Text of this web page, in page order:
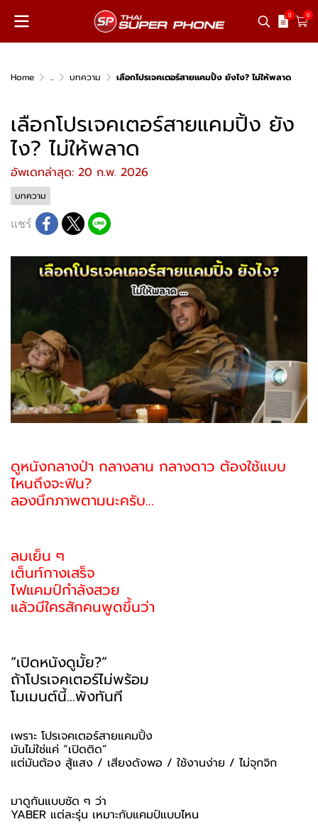
0 0
Home ... บทความ เลือกโปรเจคเตอร์สายแคมปิ้ง ยังไง? ไม่ให้พลาด
เลือกโปรเจคเตอร์สายแคมปิ้ง ยัง
ไง? ไม่ให้พลาด
อัพเดทล่าสุด: 20 ก.พ. 2026
บทความ
แชร์
ดูหนังกลางป่า กลางลาน กลางดาว ต้องใช้แบบ
ไหนถึงจะฟิน?
ลองนึกภาพตามนะครับ…
ลมเย็น ๆ
เต็นท์กางเสร็จ
ไฟแคมป์กำลังสวย
แล้วมีใครสักคนพูดขึ้นว่า
“เปิดหนังดูมั้ย?”
ถ้าโปรเจคเตอร์ไม่พร้อม
โมเมนต์นี้…พังทันที
เพราะ โปรเจคเตอร์สายแคมปิ้ง
มันไม่ใช่แค่ “เปิดติด”
แต่มันต้อง สู้แสง / เสียงดังพอ / ใช้งานง่าย / ไม่จุกจิก
มาดูกันแบบชัด ๆ ว่า
YABER แต่ละรุ่น เหมาะกับแคมป์แบบไหน